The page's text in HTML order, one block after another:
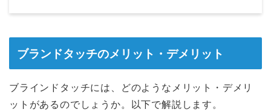
ブランドタッチのメリット・デメリット
ブラインドタッチには、どのようなメリット・デメリ
ットがあるのでしょうか。以下で解説します。